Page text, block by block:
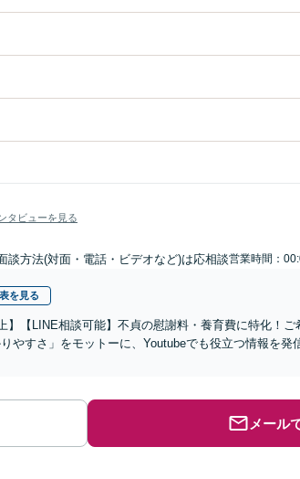
おすすめです。
タビューを見る
談方法(対面・電話・ビデオなど)は応相談営業時間：
を見る
】【LINE相談可能】不貞の慰謝料・養育費に特化！
やすさ」をモットーに、Youtubeでも役立つ情報を発
メール